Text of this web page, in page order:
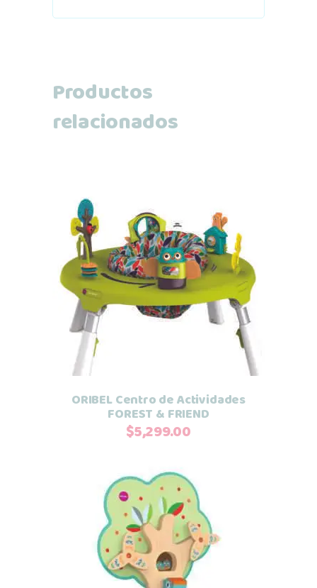
Productos
relacionados
Añadir al carrito
ORIBEL Centro de Actividades
FOREST & FRIEND
$5,299.00
Leer más